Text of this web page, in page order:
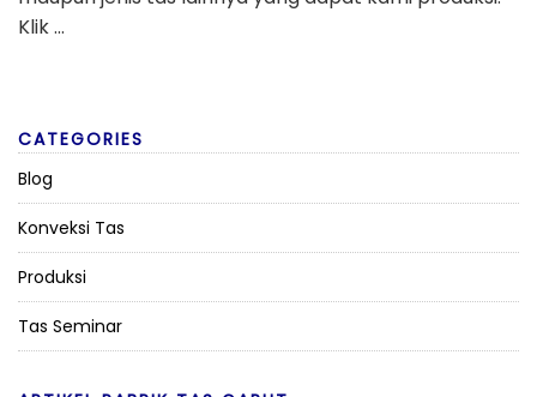
Klik …
CATEGORIES
Blog
Konveksi Tas
Produksi
Tas Seminar